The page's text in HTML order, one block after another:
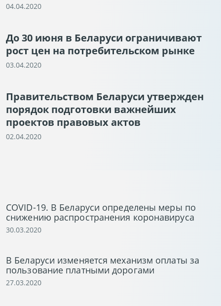
04.04.2020
До 30 июня в Беларуси ограничивают
рост цен на потребительском рынке
03.04.2020
Правительством Беларуси утвержден
порядок подготовки важнейших
проектов правовых актов
02.04.2020
COVID-19. В Беларуси определены меры по
снижению распространения коронавируса
30.03.2020
В Беларуси изменяется механизм оплаты за
пользование платными дорогами
27.03.2020